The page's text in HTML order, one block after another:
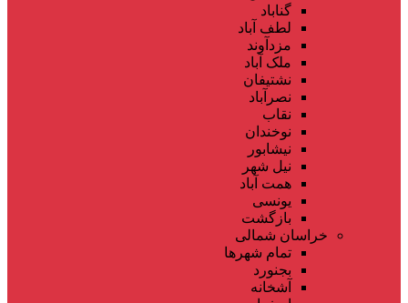
گناباد
لطف آباد
مزدآوند
ملک آباد
نشتیفان
نصرآباد
نقاب
نوخندان
نیشابور
نیل شهر
همت آباد
یونسی
بازگشت
خراسان شمالی
تمام شهر‌ها
بجنورد
آشخانه